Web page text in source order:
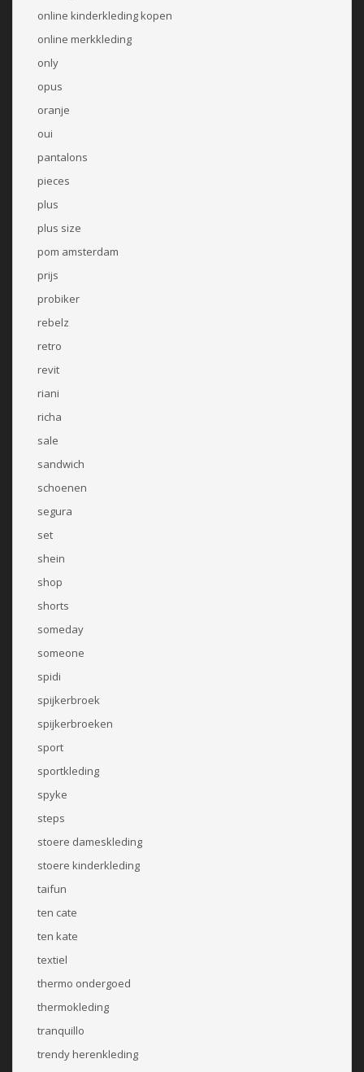
online kinderkleding kopen
online merkkleding
only
opus
oranje
oui
pantalons
pieces
plus
plus size
pom amsterdam
prijs
probiker
rebelz
retro
revit
riani
richa
sale
sandwich
schoenen
segura
set
shein
shop
shorts
someday
someone
spidi
spijkerbroek
spijkerbroeken
sport
sportkleding
spyke
steps
stoere dameskleding
stoere kinderkleding
taifun
ten cate
ten kate
textiel
thermo ondergoed
thermokleding
tranquillo
trendy herenkleding